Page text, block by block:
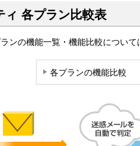
ィ 各プラン比較表
ンの機能一覧・機能比較について
各プランの機能比較